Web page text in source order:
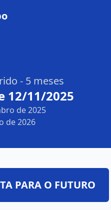
- 5 meses
12/11/2025
de 2025
de 2026
PARA O FUTURO